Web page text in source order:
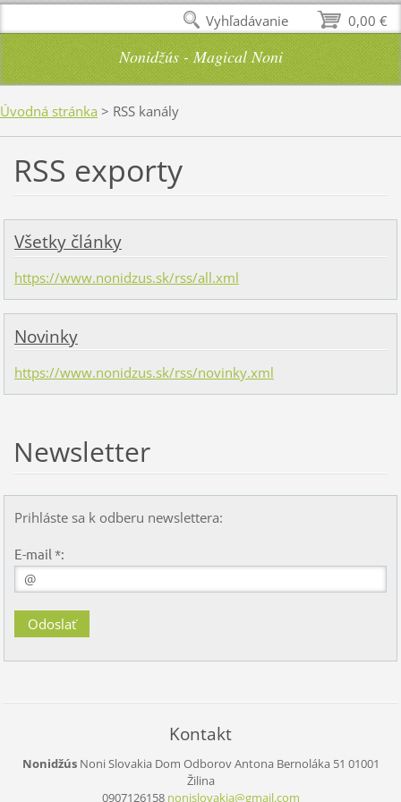
Nonidžús - Magical Noni
Úvodná stránka > RSS kanály
RSS exporty
Všetky články
https://www.nonidzus.sk/rss/all.xml
Novinky
https://www.nonidzus.sk/rss/novinky.xml
Newsletter
Prihláste sa k odberu newslettera:
E-mail *:
Kontakt
Nonidžús Noni Slovakia Dom OdborovAntona Bernoláka 51 01001
Žilina
0907126158 nonislovakia@gmail.com
0,00 €
Vyhľadávanie